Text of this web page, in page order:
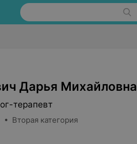
Дарья Михайловна
терапевт
Вторая категория